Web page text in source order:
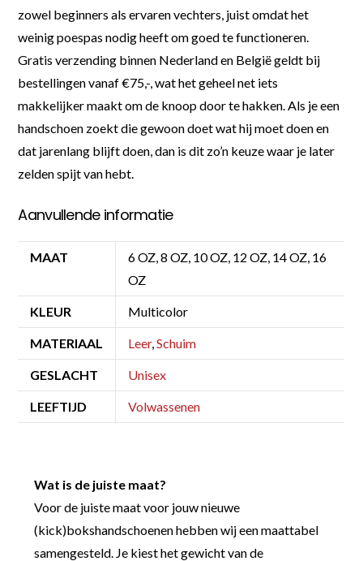
zowel beginners als ervaren vechters, juist omdat het
weinig poespas nodig heeft om goed te functioneren.
Gratis verzending binnen Nederland en België geldt bij
bestellingen vanaf €75,-, wat het geheel net iets
makkelijker maakt om de knoop door te hakken. Als je een
handschoen zoekt die gewoon doet wat hij moet doen en
dat jarenlang blijft doen, dan is dit zo’n keuze waar je later
zelden spijt van hebt.
Aanvullende informatie
MAAT
6 OZ, 8 OZ, 10 OZ, 12 OZ, 14 OZ, 16
OZ
KLEUR Multicolor
MATERIAAL Leer,Schuim
GESLACHT Unisex
LEEFTIJD Volwassenen
Wat is de juiste maat?
Voor de juiste maat voor jouw nieuwe
(kick)bokshandschoenen hebben wij een maattabel
samengesteld. Je kiest het gewicht van de